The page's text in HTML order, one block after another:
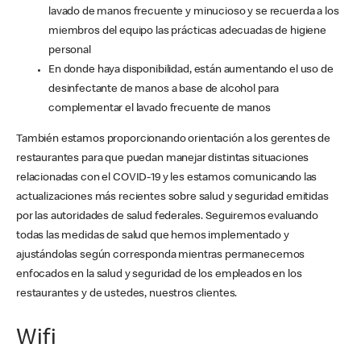
lavado de manos frecuente y minucioso y se recuerda a los
miembros del equipo las prácticas adecuadas de higiene
personal
En donde haya disponibilidad, están aumentando el uso de
desinfectante de manos a base de alcohol para
complementar el lavado frecuente de manos
También estamos proporcionando orientación a los gerentes de
restaurantes para que puedan manejar distintas situaciones
relacionadas con el COVID-19 y les estamos comunicando las
actualizaciones más recientes sobre salud y seguridad emitidas
por las autoridades de salud federales. Seguiremos evaluando
todas las medidas de salud que hemos implementado y
ajustándolas según corresponda mientras permanecemos
enfocados en la salud y seguridad de los empleados en los
restaurantes y de ustedes, nuestros clientes.
Wifi